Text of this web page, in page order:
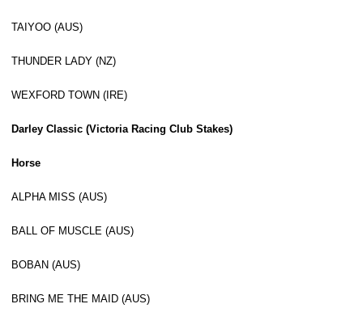
TAIYOO (AUS)
THUNDER LADY (NZ)
WEXFORD TOWN (IRE)
Darley Classic (Victoria Racing Club Stakes)
Horse
ALPHA MISS (AUS)
BALL OF MUSCLE (AUS)
BOBAN (AUS)
BRING ME THE MAID (AUS)